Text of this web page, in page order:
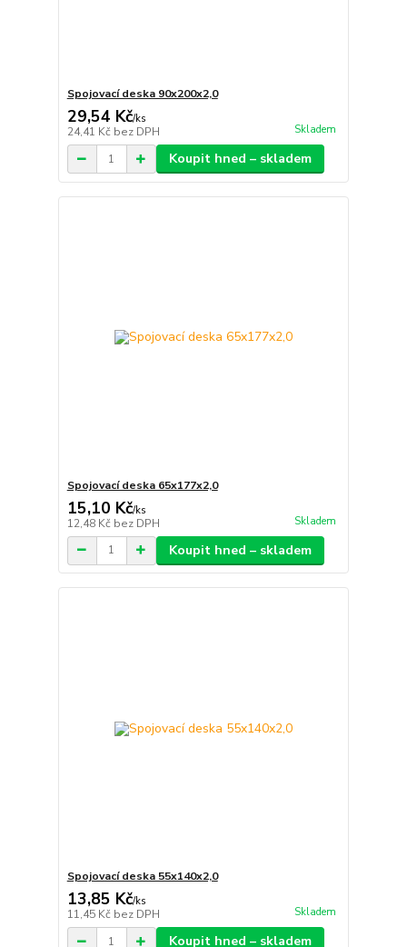
Spojovací deska 90x200x2,0
29,54 Kč/ks
24,41 Kč bez DPH Skladem
Koupit hned – skladem
Spojovací deska 65x177x2,0
15,10 Kč/ks
12,48 Kč bez DPH Skladem
Koupit hned – skladem
Spojovací deska 55x140x2,0
13,85 Kč/ks
11,45 Kč bez DPH Skladem
Koupit hned – skladem